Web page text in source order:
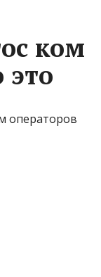
ком
это
операторов